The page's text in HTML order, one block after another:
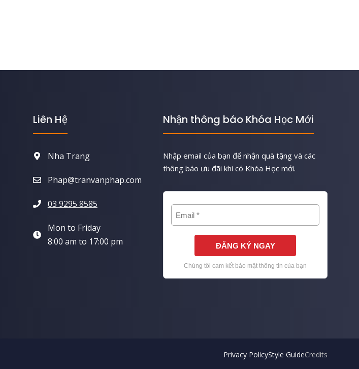
Liên Hệ
Nha Trang
Phap@tranvanphap.com
03 9295 8585
Mon to Friday
8:00 am to 17:00 pm
Nhận thông báo Khóa Học Mới
Nhập email của bạn để nhận quà tặng và các
thông báo ưu đãi khi có Khóa Học mới.
Privacy PolicyStyle GuideCredits